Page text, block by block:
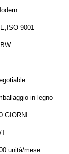
9001
in legno
GIORNI
T
unità/mese